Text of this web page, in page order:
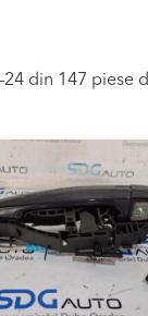
din 147 piese